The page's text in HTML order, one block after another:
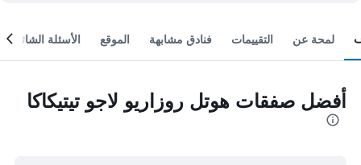
لمحة عن التقييمات فنادق مشابهة الموقع الأسئلة الشائعة
أفضل صفقات هوتل روزاريو لاجو تيتيكاكا